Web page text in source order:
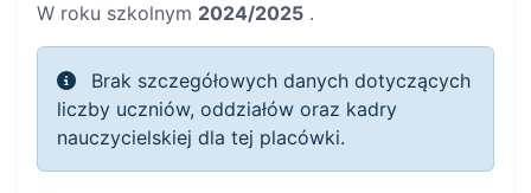
W roku szkolnym 2024/2025 .
Brak szczegółowych danych dotyczących
liczby uczniów, oddziałów oraz kadry
nauczycielskiej dla tej placówki.